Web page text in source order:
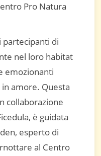
Pro Natura
partecipanti di
nel loro habitat
emozionanti
amore. Questa
collaborazione
è guidata
esperto di
al Centro